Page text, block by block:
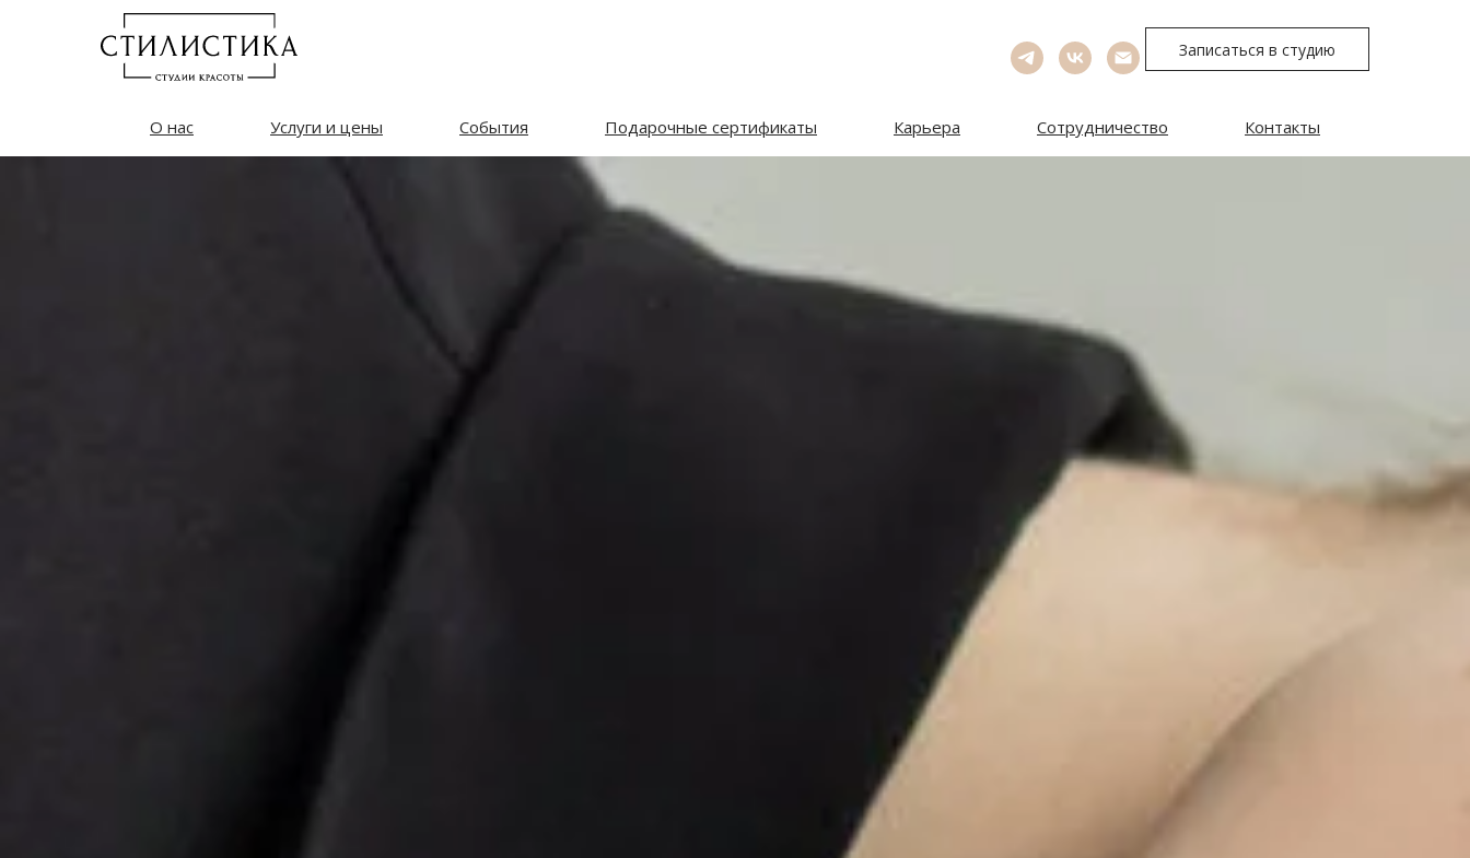
Записаться в студию
О нас Услуги и цены События Подарочные сертификаты Карьера Сотрудничество Контакты